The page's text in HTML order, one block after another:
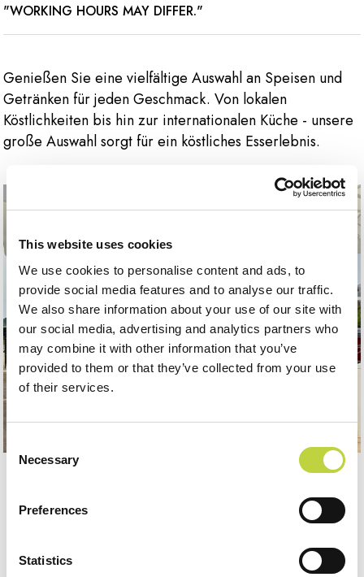
This website uses cookies
We use cookies to personalise content and ads, to
provide social media features and to analyse our traffic.
We also share information about your use of our site with
our social media, advertising and analytics partners who
may combine it with other information that you’ve
provided to them or that they’ve collected from your use
of their services.
Selection
Necessary
Preferences
Statistics
"WORKING HOURS MAY DIFFER."
Genießen Sie eine vielfältige Auswahl an Speisen und
Getränken für jeden Geschmack. Von lokalen
Köstlichkeiten bis hin zur internationalen Küche - unsere
große Auswahl sorgt für ein köstliches Esserlebnis.